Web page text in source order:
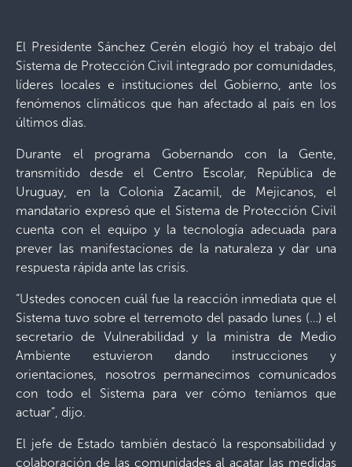
El Presidente Sánchez Cerén elogió hoy el trabajo del
Sistema de Protección Civil integrado por comunidades,
líderes locales e instituciones del Gobierno, ante los
fenómenos climáticos que han afectado al país en los
últimos días.
Durante el programa Gobernando con la Gente,
transmitido desde el Centro Escolar, República de
Uruguay, en la Colonia Zacamil, de Mejicanos, el
mandatario expresó que el Sistema de Protección Civil
cuenta con el equipo y la tecnología adecuada para
prever las manifestaciones de la naturaleza y dar una
respuesta rápida ante las crisis.
“Ustedes conocen cuál fue la reacción inmediata que el
Sistema tuvo sobre el terremoto del pasado lunes (…) el
secretario de Vulnerabilidad y la ministra de Medio
Ambiente estuvieron dando instrucciones y
orientaciones, nosotros permanecimos comunicados
con todo el Sistema para ver cómo teníamos que
actuar”, dijo.
El jefe de Estado también destacó la responsabilidad y
colaboración de las comunidades al acatar las medidas